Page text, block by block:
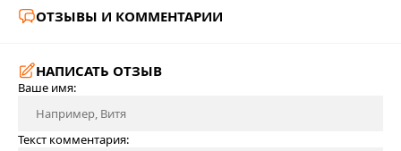
ОТЗЫВЫ И КОММЕНТАРИИ
НАПИСАТЬ ОТЗЫВ
Ваше имя:
Текст комментария: